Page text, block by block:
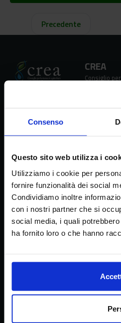
Consenso
Questo sito web utilizza i
Utilizziamo i cookie per
fornire funzionalità dei social
Condividiamo inoltre
con i nostri partner che si
social media, i quali
ha fornito loro o che hanno
Precedente
CREA
Consiglio
Sede principale
Via della Navicella 2/4, 00184 Roma
Partita IVA 08183101008
C.F.: 97231970589
Contatti
tel. + 39 06 478361
emailcrea@crea.gov.it
URP - Ufficio Relazioni con il
Richieste all'URP e modulistica
tel. + 39 06 51494600